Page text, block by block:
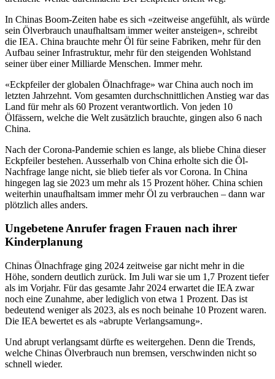
In Chinas Boom-Zeiten habe es sich «zeitweise angefühlt, als würde
sein Ölverbrauch unaufhaltsam immer weiter ansteigen», schreibt
die IEA. China brauchte mehr Öl für seine Fabriken, mehr für den
Aufbau seiner Infrastruktur, mehr für den steigenden Wohlstand
seiner über einer Milliarde Menschen. Immer mehr.
«Eckpfeiler der globalen Ölnachfrage» war China auch noch im
letzten Jahrzehnt. Vom gesamten durchschnittlichen Anstieg war das
Land für mehr als 60 Prozent verantwortlich. Von jeden 10
Ölfässern, welche die Welt zusätzlich brauchte, gingen also 6 nach
China.
Nach der Corona-Pandemie schien es lange, als bliebe China dieser
Eckpfeiler bestehen. Ausserhalb von China erholte sich die Öl-
Nachfrage lange nicht, sie blieb tiefer als vor Corona. In China
hingegen lag sie 2023 um mehr als 15 Prozent höher. China schien
weiterhin unaufhaltsam immer mehr Öl zu verbrauchen – dann war
plötzlich alles anders.
Ungebetene Anrufer fragen Frauen nach ihrer
Kinderplanung
Chinas Ölnachfrage ging 2024 zeitweise gar nicht mehr in die
Höhe, sondern deutlich zurück. Im Juli war sie um 1,7 Prozent tiefer
als im Vorjahr. Für das gesamte Jahr 2024 erwartet die IEA zwar
noch eine Zunahme, aber lediglich von etwa 1 Prozent. Das ist
bedeutend weniger als 2023, als es noch beinahe 10 Prozent waren.
Die IEA bewertet es als «abrupte Verlangsamung».
Und abrupt verlangsamt dürfte es weitergehen. Denn die Trends,
welche Chinas Ölverbrauch nun bremsen, verschwinden nicht so
schnell wieder.